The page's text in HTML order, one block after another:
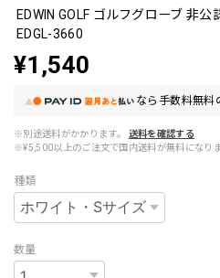
EDWIN GOLF ゴルフグローブ 非
EDGL-3660
¥1,540
なら 手数料無料
※別途送料がかかります。
送料を確認する
※¥5,500以上のご注文で国内送料が無料になりま
種類
数量